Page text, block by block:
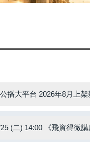
播大平台 2026年8月上架
(二) 14:00 《飛資得微